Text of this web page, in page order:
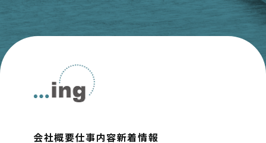
会社概要仕事内容新着情報